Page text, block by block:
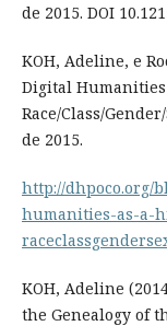
de 2015. DOI
KOH, Adeline, e
Digital
Race/Class/
de 2015.
http://dhpoco.org/
humanities-as-a-
KOH, Adeline
the Genealogy of